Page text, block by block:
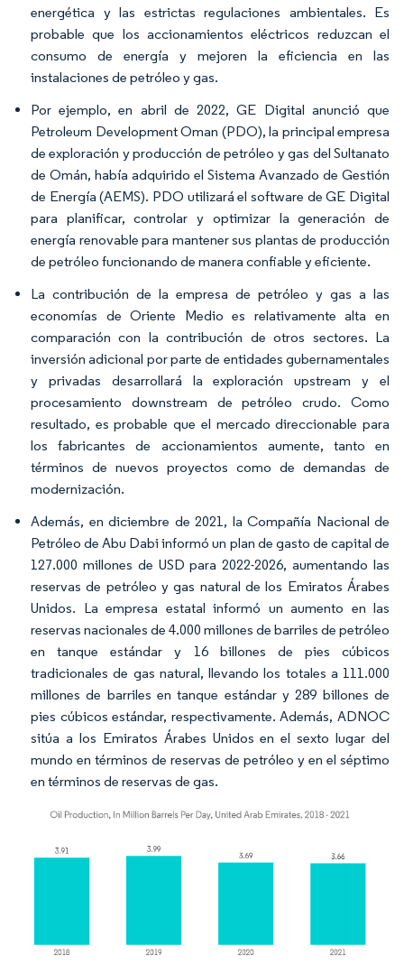
energética y las estrictas regulaciones ambientales. Es
probable que los accionamientos eléctricos reduzcan el
consumo de energía y mejoren la eficiencia en las
instalaciones de petróleo y gas.
Por ejemplo, en abril de 2022, GE Digital anunció que
Petroleum Development Oman (PDO), la principal empresa
de exploración y producción de petróleo y gas del Sultanato
de Omán, había adquirido el Sistema Avanzado de Gestión
de Energía (AEMS). PDO utilizará el software de GE Digital
para planificar, controlar y optimizar la generación de
energía renovable para mantener sus plantas de producción
de petróleo funcionando de manera confiable y eficiente.
La contribución de la empresa de petróleo y gas a las
economías de Oriente Medio es relativamente alta en
comparación con la contribución de otros sectores. La
inversión adicional por parte de entidades gubernamentales
y privadas desarrollará la exploración upstream y el
procesamiento downstream de petróleo crudo. Como
resultado, es probable que el mercado direccionable para
los fabricantes de accionamientos aumente, tanto en
términos de nuevos proyectos como de demandas de
modernización.
Además, en diciembre de 2021, la Compañía Nacional de
Petróleo de Abu Dabi informó un plan de gasto de capital de
127.000 millones de USD para 2022-2026, aumentando las
reservas de petróleo y gas natural de los Emiratos Árabes
Unidos. La empresa estatal informó un aumento en las
reservas nacionales de 4.000 millones de barriles de petróleo
en tanque estándar y 16 billones de pies cúbicos
tradicionales de gas natural, llevando los totales a 111.000
millones de barriles en tanque estándar y 289 billones de
pies cúbicos estándar, respectivamente. Además, ADNOC
sitúa a los Emiratos Árabes Unidos en el sexto lugar del
mundo en términos de reservas de petróleo y en el séptimo
en términos de reservas de gas.